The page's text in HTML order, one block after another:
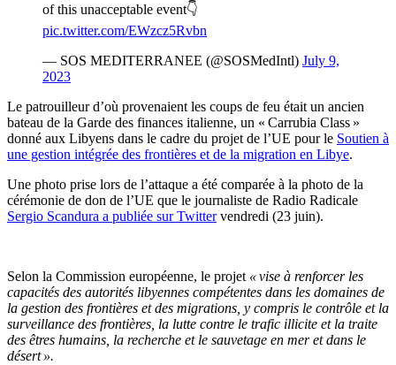
of this unacceptable event👇
pic.twitter.com/EWzcz5Rvbn
— SOS MEDITERRANEE (@SOSMedIntl) July 9,
2023
Le patrouilleur d’où provenaient les coups de feu était un ancien
bateau de la Garde des finances italienne, un « Carrubia Class »
donné aux Libyens dans le cadre du projet de l’UE pour le Soutien à
une gestion intégrée des frontières et de la migration en Libye.
Une photo prise lors de l’attaque a été comparée à la photo de la
cérémonie de don de l’UE que le journaliste de Radio Radicale
Sergio Scandura a publiée sur Twittervendredi (23 juin).
Selon la Commission européenne, le projet « vise à renforcer les
capacités des autorités libyennes compétentes dans les domaines de
la gestion des frontières et des migrations, y compris le contrôle et la
surveillance des frontières, la lutte contre le trafic illicite et la traite
des êtres humains, la recherche et le sauvetage en mer et dans le
désert ».